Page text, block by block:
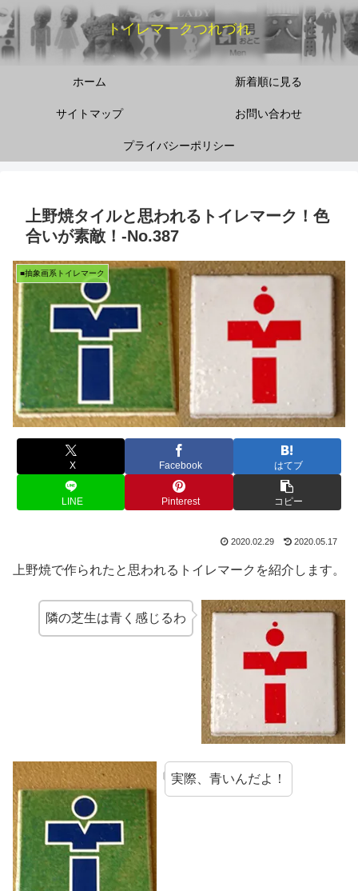
トイレマークつれづれ
ホーム 新着順に見る
サイトマップ お問い合わせ
プライバシーポリシー
上野焼タイルと思われるトイレマーク！色
合いが素敵！‐No.387
■抽象画系トイレマーク
X Facebook はてブ
LINE Pinterest コピー
2020.02.29 2020.05.17
上野焼で作られたと思われるトイレマークを紹介します。
隣の芝生は青く感じるわ
実際、青いんだよ！